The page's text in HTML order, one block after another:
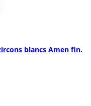
blancs Amen fin.